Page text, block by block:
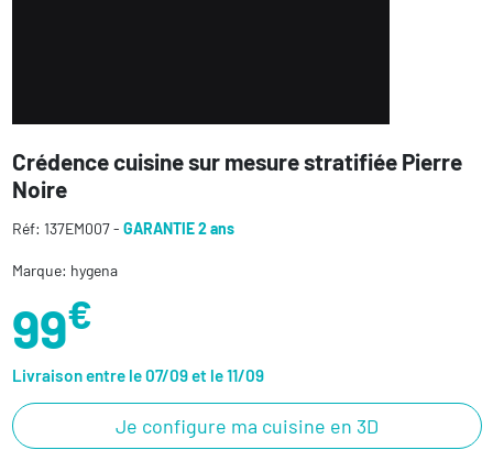
Crédence cuisine sur mesure stratifiée Pierre
Noire
Réf: 137EM007 - GARANTIE 2 ans
Marque: hygena
99€
Livraison entre le 07/09 et le 11/09
Je configure ma cuisine en 3D